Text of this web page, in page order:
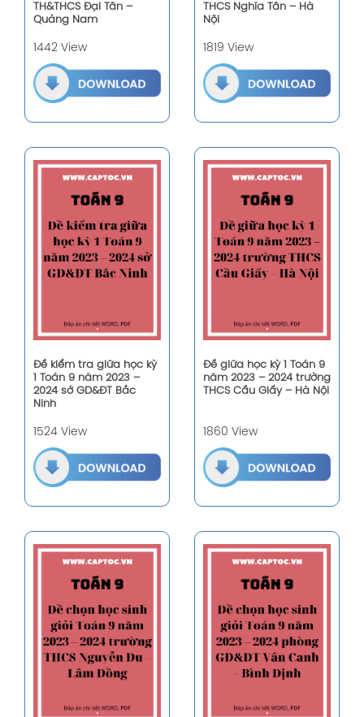
TH&THCS Đại Tân –
Quảng Nam
1442 View
THCS Nghĩa Tân – Hà
Nội
1819 View
Đề kiểm tra giữa học kỳ
1 Toán 9 năm 2023 –
2024 sở GD&ĐT Bắc
Ninh
1524 View
Đề giữa học kỳ 1 Toán 9
năm 2023 – 2024 trường
THCS Cầu Giấy – Hà Nội
1860 View